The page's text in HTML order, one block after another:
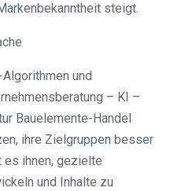
steigt.
und
– KI –
Bauelemente-Handel
ihre Zielgruppen besser
es ihnen, gezielte
und Inhalte zu